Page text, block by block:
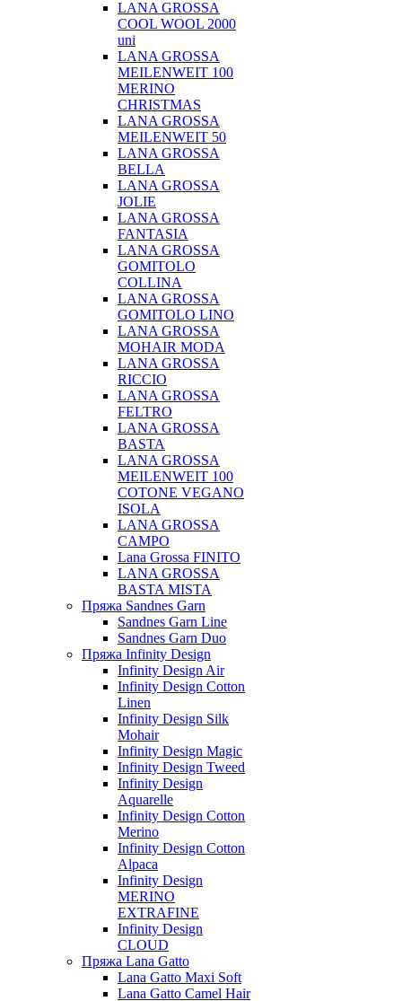
LANA GROSSA
COOL WOOL 2000
uni
LANA GROSSA
MEILENWEIT 100
MERINO
CHRISTMAS
LANA GROSSA
MEILENWEIT 50
LANA GROSSA
BELLA
LANA GROSSA
JOLIE
LANA GROSSA
FANTASIA
LANA GROSSA
GOMITOLO
COLLINA
LANA GROSSA
GOMITOLO LINO
LANA GROSSA
MOHAIR MODA
LANA GROSSA
RICCIO
LANA GROSSA
FELTRO
LANA GROSSA
BASTA
LANA GROSSA
MEILENWEIT 100
COTONE VEGANO
ISOLA
LANA GROSSA
CAMPO
Lana Grossa FINITO
LANA GROSSA
BASTA MISTA
Пряжа Sandnes Garn
Sandnes Garn Line
Sandnes Garn Duo
Пряжа Infinity Design
Infinity Design Air
Infinity Design Cotton
Linen
Infinity Design Silk
Mohair
Infinity Design Magic
Infinity Design Tweed
Infinity Design
Aquarelle
Infinity Design Cotton
Merino
Infinity Design Cotton
Alpaca
Infinity Design
MERINO
EXTRAFINE
Infinity Design
CLOUD
Пряжа Lana Gatto
Lana Gatto Maxi Soft
Lana Gatto Camel Hair